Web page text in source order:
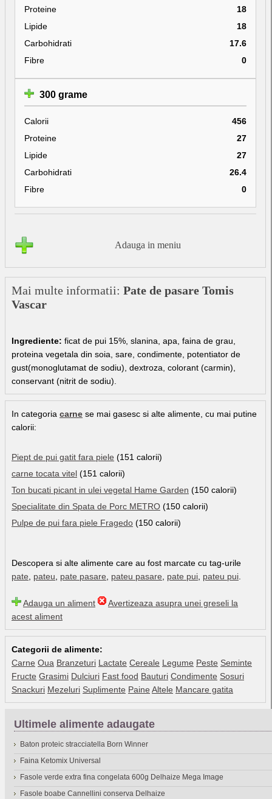
Proteine
18
Lipide
18
Carbohidrati
17.6
Fibre
0
300 grame
Calorii
456
Proteine
27
Lipide
27
Carbohidrati
26.4
Fibre
0
Adauga in meniu
Mai multe informatii: Pate de pasare Tomis
Vascar
Ingrediente: ficat de pui 15%, slanina, apa, faina de grau,
proteina vegetala din soia, sare, condimente, potentiator de
gust(monoglutamat de sodiu), dextroza, colorant (carmin),
conservant (nitrit de sodiu).
In categoria carne se mai gasesc si alte alimente, cu mai putine
calorii:
Piept de pui gatit fara piele (151 calorii)
carne tocata vitel (151 calorii)
Ton bucati picant in ulei vegetal Hame Garden (150 calorii)
Specialitate din Spata de Porc METRO (150 calorii)
Pulpe de pui fara piele Fragedo (150 calorii)
Descopera si alte alimente care au fost marcate cu tag-urile
pate
pateu pate pasare pateu pasare pate pui pateu pui
Adauga un aliment
Avertizeaza asupra unei greseli la
acest aliment
Categorii de alimente:
Carne Oua Branzeturi Lactate Cereale Legume Peste Seminte
Fructe Grasimi Dulciuri Fast food Bauturi Condimente Sosuri
Snackuri Mezeluri Suplimente Paine Altele Mancare gatita
Ultimele alimente adaugate
Baton proteic stracciatella Born Winner
Faina Ketomix Universal
Fasole verde extra fina congelata 600g Delhaize Mega Image
Fasole boabe Cannellini conserva Delhaize